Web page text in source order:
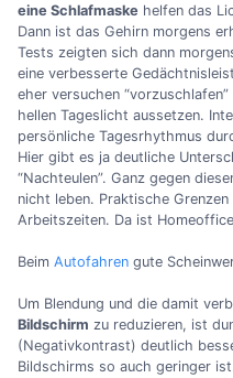
eine Schlafmaske helfen das
Dann ist das Gehirn morgens
Tests zeigten sich dann
eine verbesserte
eher versuchen
hellen Tageslicht aussetzen.
persönliche Tagesrhythmus
Hier gibt es ja deutliche
“Nachteulen”. Ganz gegen
nicht leben. Praktische
Arbeitszeiten. Da ist
Beim Autofahren gute
Um Blendung und die damit
Bildschirm zu reduzieren, ist
(Negativkontrast) deutlich
Bildschirms so auch geringer